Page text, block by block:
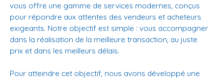
vous offre une gamme de services modernes, conçus
pour répondre aux attentes des vendeurs et acheteurs
exigeants. Notre objectif est simple : vous accompagner
dans la réalisation de la meilleure transaction, au juste
prix et dans les meilleurs délais.
Pour atteindre cet objectif, nous avons développé une